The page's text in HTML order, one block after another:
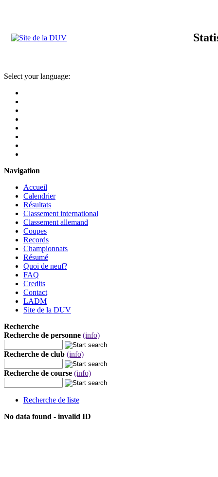
Select your language:
Navigation
Accueil
Calendrier
Résultats
Classement international
Classement allemand
Coupes
Records
Championnats
Résumé
Quoi de neuf?
FAQ
Credits
Contact
LADM
Site de la DUV
Recherche
Recherche de personne (info)
Recherche de club (info)
Recherche de course (info)
Recherche de liste
No data found - invalid ID